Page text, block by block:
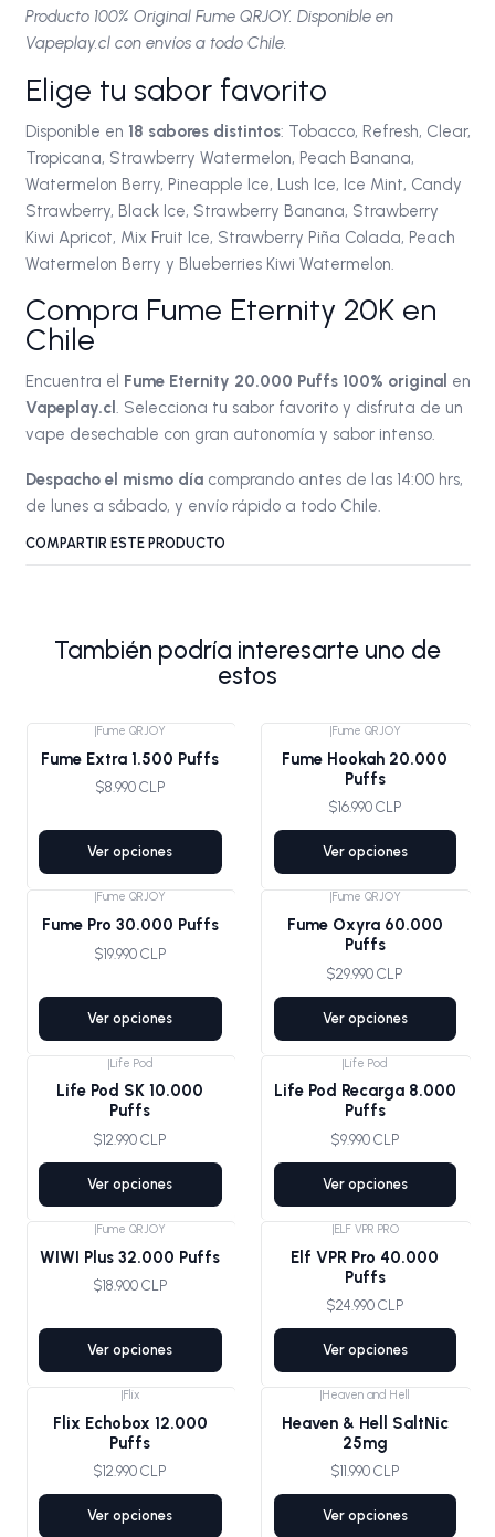
Producto 100% Original Fume QRJOY. Disponible en
Vapeplay.cl con envíos a todo Chile.
Elige tu sabor favorito
Disponible en 18 sabores distintos: Tobacco, Refresh, Clear,
Tropicana, Strawberry Watermelon, Peach Banana,
Watermelon Berry, Pineapple Ice, Lush Ice, Ice Mint, Candy
Strawberry, Black Ice, Strawberry Banana, Strawberry
Kiwi Apricot, Mix Fruit Ice, Strawberry Piña Colada, Peach
Watermelon Berry y Blueberries Kiwi Watermelon.
Compra Fume Eternity 20K en
Chile
Encuentra el Fume Eternity 20.000 Puffs 100% original en
Vapeplay.cl . Selecciona tu sabor favorito y disfruta de un
vape desechable con gran autonomía y sabor intenso.
Despacho el mismo díacomprando antes de las 14:00 hrs,
de lunes a sábado, y envío rápido a todo Chile.
COMPARTIR ESTE PRODUCTO
También podría interesarte uno de
estos
Fume QRJOY
Fume Extra 1.500 Puffs
$8.990 CLP
Ver opciones
Fume QRJOY
Fume Hookah 20.000
Puffs
$16.990 CLP
Ver opciones
Fume QRJOY
Fume Pro 30.000 Puffs
$19.990 CLP
Ver opciones
Fume QRJOY
Fume Oxyra 60.000
Puffs
$29.990 CLP
Ver opciones
|Life Pod
Life Pod SK 10.000
Puffs
$12.990 CLP
Ver opciones
|Life Pod
Life Pod Recarga 8.000
Puffs
$9.990 CLP
Ver opciones
|Fume QRJOY
WIWI Plus 32.000 Puffs
$18.900 CLP
Ver opciones
|ELF VPR PRO
Elf VPR Pro 40.000
Puffs
$24.990 CLP
Ver opciones
Flix
Flix Echobox 12.000
Puffs
$12.990 CLP
Ver opciones
Heaven and Hell
Heaven & Hell SaltNic
25mg
$11.990 CLP
Ver opciones